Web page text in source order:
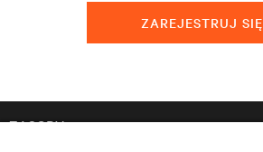
ZAREJESTRUJ SIĘ
ZASOBY